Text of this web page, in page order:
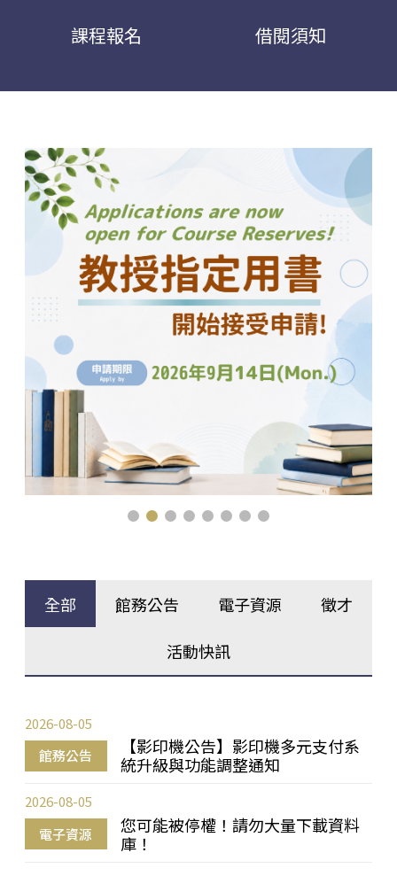
課程報名 借閱須知
全部 館務公告 電子資源 徵才
活動快訊
館務公告
【影印機公告】影印機多元支付系
統升級與功能調整通知
2026-08-05
電子資源
您可能被停權！請勿大量下載資料
庫！
2026-08-05